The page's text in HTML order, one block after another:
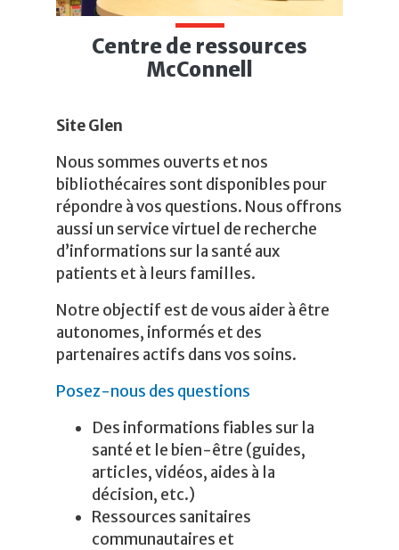
Centre de ressources
McConnell
Site Glen
Nous sommes ouverts et nos
bibliothécaires sont disponibles pour
répondre à vos questions. Nous offrons
aussi un service virtuel de recherche
d’informations sur la santé aux
patients et à leurs familles.
Notre objectif est de vous aider à être
autonomes, informés et des
partenaires actifs dans vos soins.
Posez-nous des questions
Des informations fiables sur la
santé et le bien-être (guides,
articles, vidéos, aides à la
décision, etc.)
Ressources sanitaires
communautaires et